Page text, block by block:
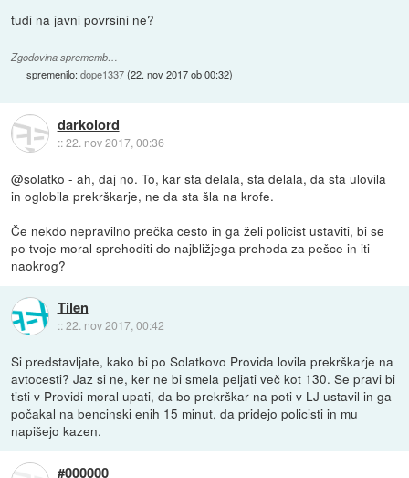
tudi na javni povrsini ne?
Zgodovina sprememb…
spremenilo:dope1337(22. nov 2017 ob 00:32)
darkolord
::22. nov 2017, 00:36
@solatko - ah, daj no. To, kar sta delala, sta delala, da sta ulovila
in oglobila prekrškarje, ne da sta šla na krofe.
Če nekdo nepravilno prečka cesto in ga želi policist ustaviti, bi se
po tvoje moral sprehoditi do najbližjega prehoda za pešce in iti
naokrog?
Tilen
::22. nov 2017, 00:42
Si predstavljate, kako bi po Solatkovo Provida lovila prekrškarje na
avtocesti? Jaz si ne, ker ne bi smela peljati več kot 130. Se pravi bi
tisti v Providi moral upati, da bo prekrškar na poti v LJ ustavil in ga
počakal na bencinski enih 15 minut, da pridejo policisti in mu
napišejo kazen.
#000000